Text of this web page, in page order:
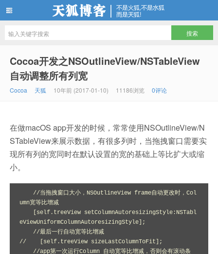
Cocoa开发之NSOutlineView/NSTableView
自动调整所有列宽
Cocoa 天狐 10年前 (2017-01-10) 11186浏览 0评论
在做macOS app开发的时候，常常使用NSOutlineView/N
STableView来展示数据，有很多列时，当拖拽窗口需要实
现所有列的宽同时在默认设置的宽的基础上等比扩大或缩
小。
umn宽等比增减
eViewUniformColumnAutoresizingStyle];
//    [self.treeView sizeLastColumnToFit];